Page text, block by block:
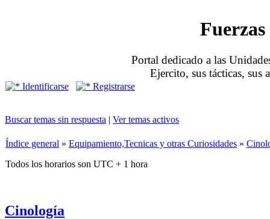
Portal dedicado a las
Ejercito, sus tácticas, sus
Identificarse Registrarse
Buscar temas sin respuesta | Ver temas activos
Índice general » Equipamiento,Tecnicas y otras Curiosidades »
Todos los horarios son UTC + 1 hora
Cinología